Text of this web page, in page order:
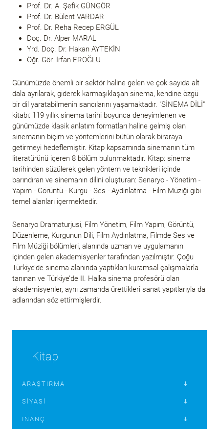
Prof. Dr. A. Şefik GÜNGÖR
Prof. Dr. Bülent VARDAR
Prof. Dr. Reha Recep ERGÜL
Doç. Dr. Alper MARAL
Yrd. Doç. Dr. Hakan AYTEKİN
Öğr. Gör. İrfan EROĞLU
Günümüzde önemli bir sektör haline gelen ve çok sayıda alt
dala ayrılarak, giderek karmaşıklaşan sinema, kendine özgü
bir dil yaratabilmenin sancılarını yaşamaktadır. "SİNEMA DİLİ"
kitabı: 119 yıllık sinema tarihi boyunca deneyimlenen ve
günümüzde klasik anlatım formatları haline gelmiş olan
sinemanın biçim ve yöntemlerini bütün olarak biraraya
getirmeyi hedeflemiştir. Kitap kapsamında sinemanın tüm
literatürünü içeren 8 bölüm bulunmaktadır. Kitap: sinema
tarihinden süzülerek gelen yöntem ve teknikleri içinde
barındıran ve sinemanın dilini oluşturan: Senaryo - Yönetim -
Yapım - Görüntü - Kurgu - Ses - Aydınlatma - Film Müziği gibi
temel alanları içermektedir.
Senaryo Dramaturjusi, Film Yönetim, Film Yapım, Görüntü,
Düzenleme, Kurgunun Dili, Film Aydınlatma, Filmde Ses ve
Film Müziği bölümleri, alanında uzman ve uygulamanın
içinden gelen akademisyenler tarafından yazılmıştır. Çoğu
Türkiye’de sinema alanında yaptıkları kuramsal çalışmalarla
tanınan ve Türkiye’de II. Halka sinema profesörü olan
akademisyenler, aynı zamanda ürettikleri sanat yapıtlarıyla da
adlarından söz ettirmişlerdir.
Kitap
ARAŞTIRMA
SIYASI
İNANÇ